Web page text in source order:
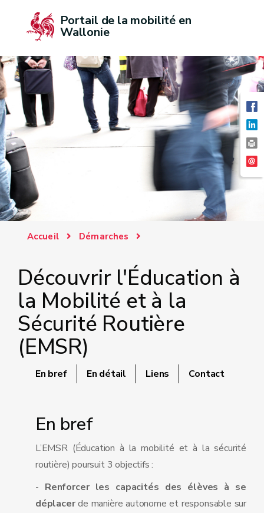
Portail de la mobilité en
Wallonie
Accueil Démarches
Découvrir l'Éducation à
la Mobilité et à la
Sécurité Routière
(EMSR)
En bref En détail Liens Contact
En bref
L’EMSR (Éducation à la mobilité et à la sécurité
routière) poursuit 3 objectifs :
- Renforcer les capacités des élèves à se
déplacerde manière autonome et responsable sur